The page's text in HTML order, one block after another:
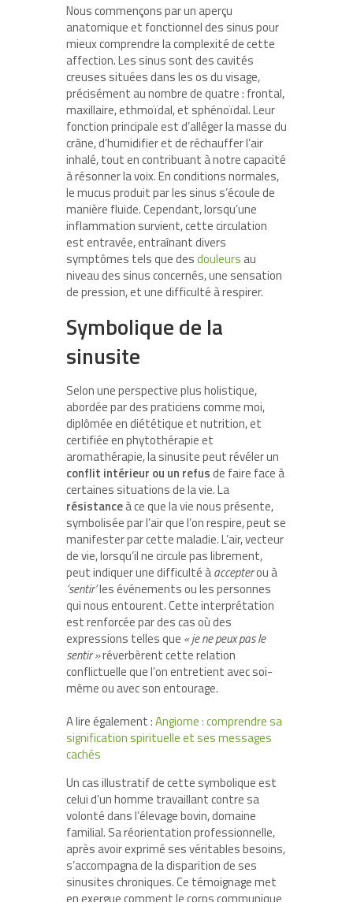
Nous commençons par un aperçu
anatomique et fonctionnel des sinus pour
mieux comprendre la complexité de cette
affection. Les sinus sont des cavités
creuses situées dans les os du visage,
précisément au nombre de quatre : frontal,
maxillaire, ethmoïdal, et sphénoïdal. Leur
fonction principale est d’alléger la masse du
crâne, d’humidifier et de réchauffer l’air
inhalé, tout en contribuant à notre capacité
à résonner la voix. En conditions normales,
le mucus produit par les sinus s’écoule de
manière fluide. Cependant, lorsqu’une
inflammation survient, cette circulation
est entravée, entraînant divers
symptômes tels que desdouleurs au
niveau des sinus concernés, une sensation
de pression, et une difficulté à respirer.
Symbolique de la
sinusite
Selon une perspective plus holistique,
abordée par des praticiens comme moi,
diplômée en diététique et nutrition, et
certifiée en phytothérapie et
aromathérapie, la sinusite peut révéler un
conflit intérieur ou un refusde faire face à
certaines situations de la vie. La
résistanceà ce que la vie nous présente,
symbolisée par l’air que l’on respire, peut se
manifester par cette maladie. L’air, vecteur
de vie, lorsqu’il ne circule pas librement,
peut indiquer une difficulté àaccepterou à
‘sentir’les événements ou les personnes
qui nous entourent. Cette interprétation
est renforcée par des cas où des
expressions telles que « je ne peux pas le
sentir »réverbèrent cette relation
conflictuelle que l’on entretient avec soi-
même ou avec son entourage.
A lire également :Angiome : comprendre sa
signification spirituelle et ses messages
cachés
Un cas illustratif de cette symbolique est
celui d’un homme travaillant contre sa
volonté dans l’élevage bovin, domaine
familial. Sa réorientation professionnelle,
après avoir exprimé ses véritables besoins,
s’accompagna de la disparition de ses
sinusites chroniques. Ce témoignage met
en exergue comment le corps communique